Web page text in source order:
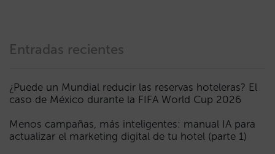
Entradas recientes
¿Puede un Mundial reducir las reservas hoteleras? El
caso de México durante la FIFA World Cup 2026
Menos campañas, más inteligentes: manual IA para
actualizar el marketing digital de tu hotel (parte 1)